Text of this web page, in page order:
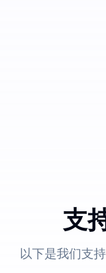
支
以下是我们支